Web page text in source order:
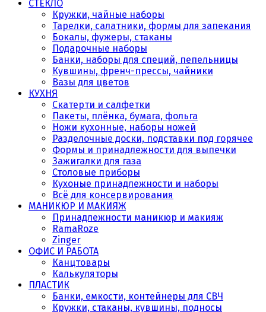
СТЕКЛО
Кружки, чайные наборы
Тарелки, салатники, формы для запекания
Бокалы, фужеры, стаканы
Подарочные наборы
Банки, наборы для специй, пепельницы
Кувшины, френч-прессы, чайники
Вазы для цветов
КУХНЯ
Скатерти и салфетки
Пакеты, плёнка, бумага, фольга
Ножи кухонные, наборы ножей
Разделочные доски, подставки под горячее
Формы и принадлежности для выпечки
Зажигалки для газа
Столовые приборы
Кухоные принадлежности и наборы
Всё для консервирования
МАНИКЮР И МАКИЯЖ
Принадлежности маникюр и макияж
RamaRoze
Zinger
ОФИС И РАБОТА
Канцтовары
Калькуляторы
ПЛАСТИК
Банки, емкости, контейнеры для СВЧ
Кружки, стаканы, кувшины, подносы